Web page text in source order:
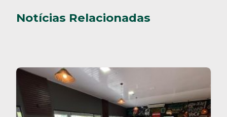
Notícias Relacionadas